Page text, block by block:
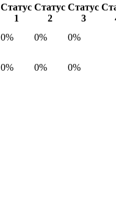
Статус
1
Статус
2
Статус
3
0% 0% 0%
0% 0% 0%